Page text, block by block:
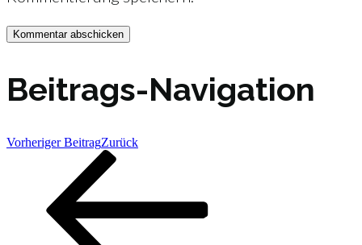
Beitrags-Navigation
Vorheriger BeitragZurück